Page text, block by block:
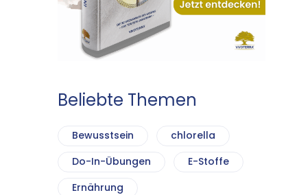
Beliebte Themen
Bewusstsein
chlorella
Do-In-Übungen
E-Stoffe
Ernährung